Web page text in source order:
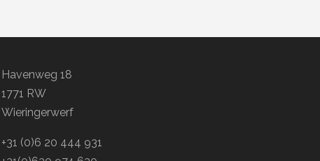
Havenweg 18
1771 RW
Wieringerwerf
+31 (0)6 20 444 931